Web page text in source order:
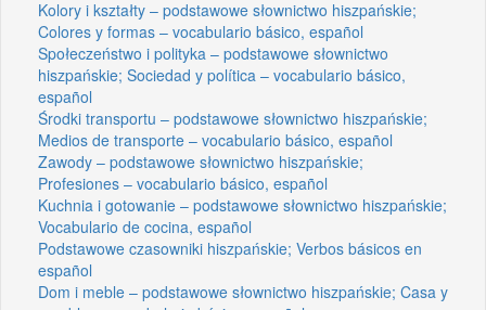
Kolory i kształty – podstawowe słownictwo hiszpańskie;
Colores y formas – vocabulario básico, español
Społeczeństwo i polityka – podstawowe słownictwo
hiszpańskie; Sociedad y política – vocabulario básico,
español
Środki transportu – podstawowe słownictwo hiszpańskie;
Medios de transporte – vocabulario básico, español
Zawody – podstawowe słownictwo hiszpańskie;
Profesiones – vocabulario básico, español
Kuchnia i gotowanie – podstawowe słownictwo hiszpańskie;
Vocabulario de cocina, español
Podstawowe czasowniki hiszpańskie; Verbos básicos en
español
Dom i meble – podstawowe słownictwo hiszpańskie; Casa y